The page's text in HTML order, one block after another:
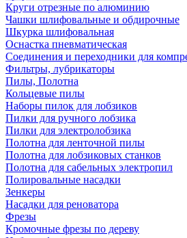
Круги отрезные по алюминию
Чашки шлифовальные и обдирочные
Шкурка шлифовальная
Оснастка пневматическая
Соединения и переходники для
Фильтры, лубрикаторы
Пилы, Полотна
Кольцевые пилы
Наборы пилок для лобзиков
Пилки для ручного лобзика
Пилки для электролобзика
Полотна для ленточной пилы
Полотна для лобзиковых станков
Полотна для сабельных электропил
Полировальные насадки
Зенкеры
Насадки для реноватора
Фрезы
Кромочные фрезы по дереву